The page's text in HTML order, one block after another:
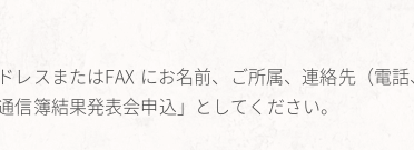
レスまたはFAX にお名前、ご所属、連絡先（電
簿結果発表会申込」としてください。